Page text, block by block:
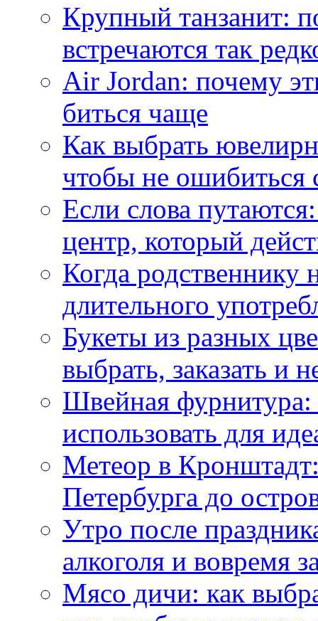
Крупный танзанит:
встречаются так
Air Jordan: почему
биться чаще
Как выбрать
чтобы не ошибиться
Если слова
центр, который
Когда
длительного
Букеты из разных
выбрать, заказать и
Швейная фурнитура:
использовать для
Метеор в
Петербурга до
Утро после
алкоголя и вовремя
Мясо дичи: как